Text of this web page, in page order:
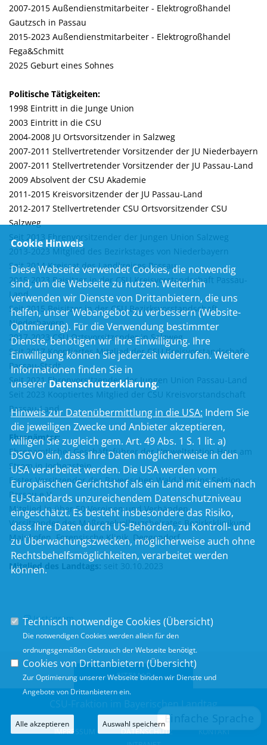
2007-2015 Außendienstmitarbeiter - Elektrogroßhandel
Gautzsch in Passau
2015-2023 Außendienstmitarbeiter - Elektrogroßhandel
Fega&Schmitt
2025 Geburt eines Sohnes
Politische Tätigkeiten:
1998 Eintritt in die Junge Union
2003 Eintritt in die CSU
2004-2008 JU Ortsvorsitzender in Salzweg
2007-2011 Stellvertretender Vorsitzender der JU Niederbayern
2007-2011 Stellvertretender Vorsitzender der JU Passau-Land
2009 Absolvent der CSU Akademie
2011-2015 Kreisvorsitzender der JU Passau-Land
2012-2017 Stellvertretender CSU Ortsvorsitzender CSU
Salzweg
Seit 2013 Ehrenvorsitzender der Jungen Union Salzweg
2013-2023 Mitglied des Bezirkstages von Niederbayern
Seit 2014 Kreisrat des Landkreises Passau
2015-2023 Beisitzer in der CSU Kreisvorstandschaft Passau-
Land
Seit 2015 Beisitzer in der CSU Bezirksvorstandschaft
Niederbayern
2017-2023 CSU Ortsvorsitzender in Salzweg
Seit 2017 Kooptiertes Mitglied der CSU Kreisvorstandschaft
Passau-Stadt
Seit 2021 Ehrenvorsitzender der Jungen Union Passau-Land
Seit 2023 Kooptiertes Mitglied der CSU Kreisvorstandschaft
Passau-Land
Ehrenämter:
Ehrenamtlicher Geschäftsführer der Umweltstation Haus am
Strom in Jochenstein
Erster Vorsitzender des Bayerischen Wald-Vereins Sektion
Passau e.V.
Mitglied in über 50 Vereinen und Verbänden
Vorsitzender des Maßregelvollzugsbeirates Bezirksklinikum
Mainkofen, Forensische Klinik, Deggendorf
Mitglied des Landtags: seit 30.10.2023
Instagram
SITEMAP
CSU-Fraktion im Bayerischen Landtag
IMPRESSUM DATENSCHUTZ
KONTAKT
Cookie Hinweis
Diese Webseite verwendet Cookies, die notwendig
sind, um die Webseite zu nutzen. Weiterhin
verwenden wir Dienste von Drittanbietern, die uns
helfen, unser Webangebot zu verbessern (Website-
Optmierung). Für die Verwendung bestimmter
Dienste, benötigen wir Ihre Einwilligung. Ihre
Einwilligung können Sie jederzeit widerrufen. Weitere
Informationen finden Sie in
unsererDatenschutzerklärung.
Hinweis zur Datenübermittlung in die USA: Indem Sie
die jeweiligen Zwecke und Anbieter akzeptieren,
willigen Sie zugleich gem. Art. 49 Abs. 1 S. 1 lit. a)
DSGVO ein, dass Ihre Daten möglicherweise in den
USA verarbeitet werden. Die USA werden vom
Europäischen Gerichtshof als ein Land mit einem nach
EU-Standards unzureichendem Datenschutzniveau
eingeschätzt. Es besteht insbesondere das Risiko,
dass Ihre Daten durch US-Behörden, zu Kontroll- und
zu Überwachungszwecken, möglicherweise auch ohne
Rechtsbehelfsmöglichkeiten, verarbeitet werden
können.
Technisch notwendige Cookies (Übersicht)
Die notwendigen Cookies werden allein für den
ordnungsgemäßen Gebrauch der Webseite benötigt.
Cookies von Drittanbietern (Übersicht)
Zur Optimierung unserer Webseite binden wir Dienste und
Angebote von Drittanbietern ein.
Alle akzeptieren Auswahl speichern